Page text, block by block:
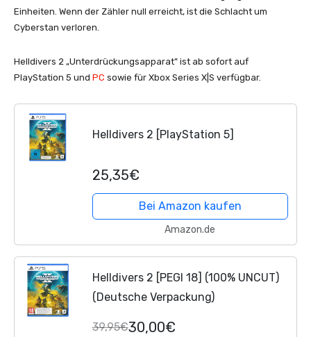
Einheiten. Wenn der Zähler null erreicht, ist die Schlacht um
Cyberstan verloren.
Helldivers 2 „Unterdrückungsapparat” ist ab sofort auf
PlayStation 5 und PC sowie für Xbox Series X|S verfügbar.
Helldivers 2 [PlayStation 5]
25,35€
Bei Amazon kaufen
Amazon.de
Helldivers 2 [PEGI 18] (100% UNCUT)
(Deutsche Verpackung)
39,95€30,00€